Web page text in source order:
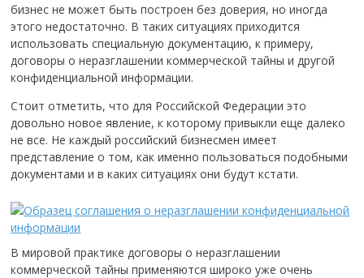
бизнес не может быть построен без доверия, но иногда
этого недостаточно. В таких ситуациях приходится
использовать специальную документацию, к примеру,
договоры о неразглашении коммерческой тайны и другой
конфиденциальной информации.
Стоит отметить, что для Российской Федерации это
довольно новое явление, к которому привыкли еще далеко
не все. Не каждый российский бизнесмен имеет
представление о том, как именно пользоваться подобными
документами и в каких ситуациях они будут кстати.
В мировой практике договоры о неразглашении
коммерческой тайны применяются широко уже очень